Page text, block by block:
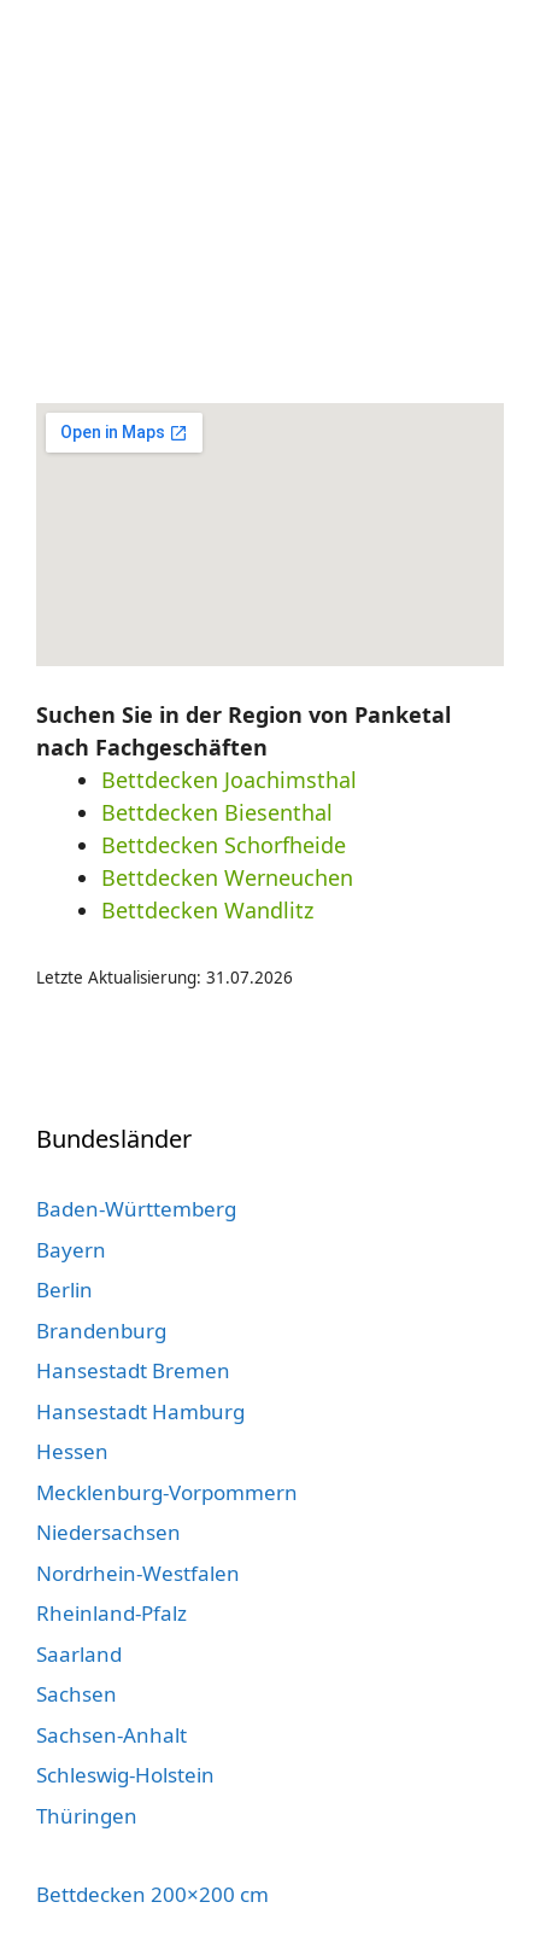
Suchen Sie in der Region von Panketal
nach Fachgeschäften
Bettdecken Joachimsthal
Bettdecken Biesenthal
Bettdecken Schorfheide
Bettdecken Werneuchen
Bettdecken Wandlitz
Letzte Aktualisierung: 31.07.2026
Bundesländer
Baden-Württemberg
Bayern
Berlin
Brandenburg
Hansestadt Bremen
Hansestadt Hamburg
Hessen
Mecklenburg-Vorpommern
Niedersachsen
Nordrhein-Westfalen
Rheinland-Pfalz
Saarland
Sachsen
Sachsen-Anhalt
Schleswig-Holstein
Thüringen
Bettdecken 200×200 cm